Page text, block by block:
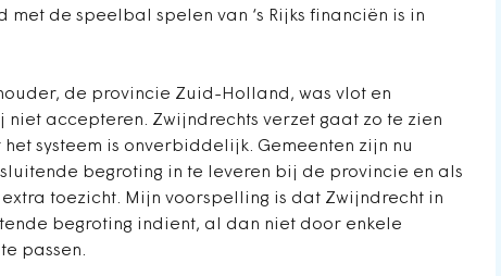
met de speelbal spelen van ‘s Rijks financiën is in
de provincie Zuid-Holland, was vlot en
accepteren. Zwijndrechts verzet gaat zo te zien
het systeem is onverbiddelijk. Gemeenten zijn nu
begroting in te leveren bij de provincie en als
toezicht. Mijn voorspelling is dat Zwijndrecht in
begroting indient, al dan niet door enkele
passen.